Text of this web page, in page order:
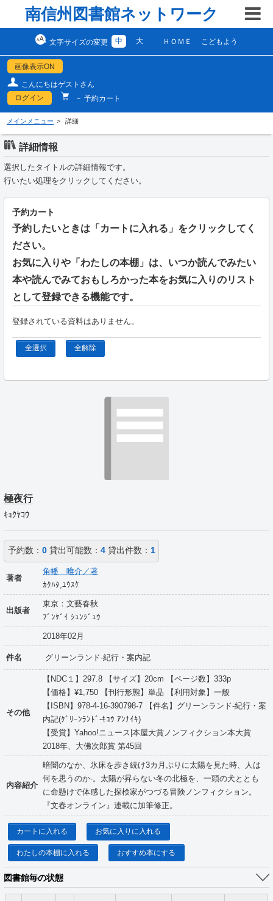
南信州図書館ネットワーク
文字サイズの変更 中 大 ＨＯＭＥ こどもよう
画像表示ON
こんにちはゲストさん
ログイン
－ 予約カート
メインメニュー 詳細
詳細情報
選択したタイトルの詳細情報です。
行いたい処理をクリックしてください。
予約カート
予約したいときは「カートに入れる」をクリックしてく
ださい。
お気に入りや「わたしの本棚」は、いつか読んでみたい
本や読んでみておもしろかった本をお気に入りのリスト
として登録できる機能です。
登録されている資料はありません。
全選択 全解除
極夜行
ｷｮｸﾔｺｳ
予約数： 0貸出可能数： 4貸出件数： 1
著者
角幡 唯介／著
ｶｸﾊﾀ,ﾕｳｽｹ
出版者
東京：文藝春秋
ﾌﾞﾝｹﾞｲ ｼｭﾝｼﾞｭｳ
2018年02月
件名 グリーンランド-紀行・案内記
その他
【NDC１】297.8 【サイズ】20cm 【ページ数】333p
【価格】¥1,750 【刊行形態】単品 【利用対象】一般
【ISBN】978-4-16-390798-7 【件名】グリーンランド-紀行・案
内記(ｸﾞﾘｰﾝﾗﾝﾄﾞ-ｷｺｳ ｱﾝﾅｲｷ)
【受賞】Yahoo!ニュース|本屋大賞ノンフィクション本大賞
2018年、大佛次郎賞 第45回
内容紹介
暗闇のなか、氷床を歩き続け3カ月ぶりに太陽を見た時、人は
何を思うのか-。太陽が昇らない冬の北極を、一頭の犬ととも
に命懸けで体感した探検家がつづる冒険ノンフィクション。
『文春オンライン』連載に加筆修正。
カートに入れる お気に入りに入れる
わたしの本棚に入れる おすすめ本にする
図書館毎の状態